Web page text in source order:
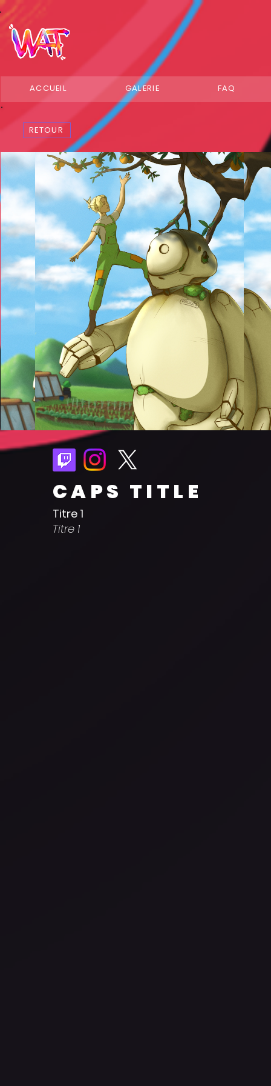
ACCUEIL GALERIE FAQ
RETOUR
CAPS TITLE
Titre 1
Titre 1